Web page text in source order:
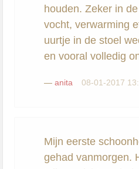
houden. Zeker in
vocht, verwarming
uurtje in de stoel
en vooral volledig
—anita 08-01-2017
Mijn eerste
gehad vanmorgen.